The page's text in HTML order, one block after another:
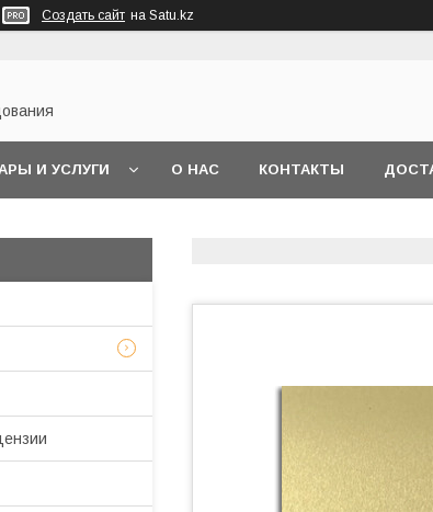
Создать сайт на Satu.kz
И УСЛУГИ О НАС КОНТАКТЫ